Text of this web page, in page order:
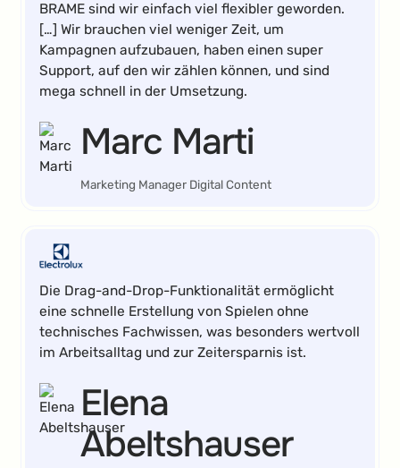
BRAME sind wir einfach viel flexibler geworden.
[…] Wir brauchen viel weniger Zeit, um
Kampagnen aufzubauen, haben einen super
Support, auf den wir zählen können, und sind
mega schnell in der Umsetzung.
Marc Marti
Marketing Manager Digital Content
Die Drag-and-Drop-Funktionalität ermöglicht
eine schnelle Erstellung von Spielen ohne
technisches Fachwissen, was besonders wertvoll
im Arbeitsalltag und zur Zeitersparnis ist.
Elena
Abeltshauser